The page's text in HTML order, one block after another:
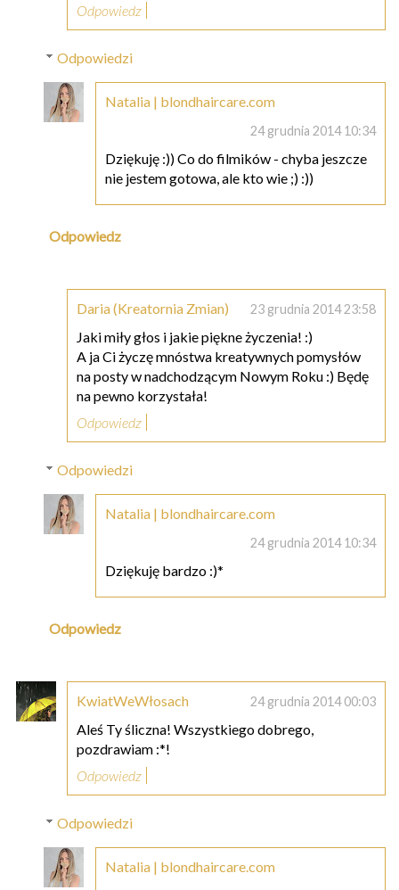
Odpowiedz
Odpowiedzi
Natalia | blondhaircare.com
24 grudnia 2014 10:34
Dziękuję :)) Co do filmików - chyba jeszcze
nie jestem gotowa, ale kto wie ;) :))
Odpowiedz
Daria (Kreatornia Zmian) 23 grudnia 2014 23:58
Jaki miły głos i jakie piękne życzenia! :)
A ja Ci życzę mnóstwa kreatywnych pomysłów
na posty w nadchodzącym Nowym Roku :) Będę
na pewno korzystała!
Odpowiedz
Odpowiedzi
Natalia | blondhaircare.com
24 grudnia 2014 10:34
Dziękuję bardzo :)*
Odpowiedz
KwiatWeWłosach 24 grudnia 2014 00:03
Aleś Ty śliczna! Wszystkiego dobrego,
pozdrawiam :*!
Odpowiedz
Odpowiedzi
Natalia | blondhaircare.com